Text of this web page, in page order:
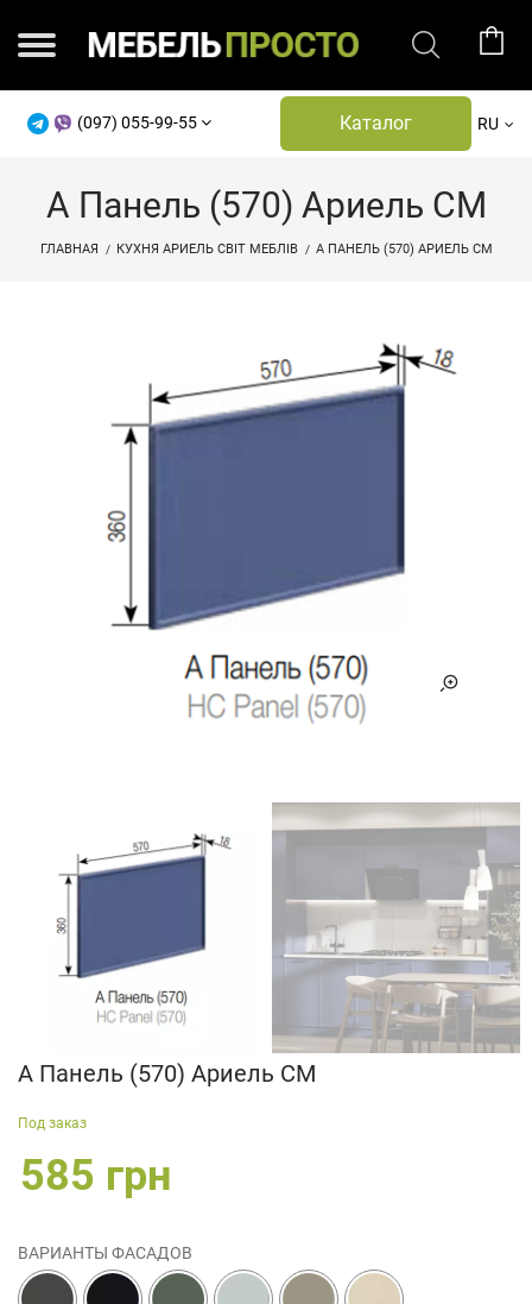
(097) 055-99-55 Каталог RU
А Панель (570) Ариель СМ
ГЛАВНАЯ КУХНЯ АРИЕЛЬ СВІТ МЕБЛІВ А ПАНЕЛЬ (570) АРИЕЛЬ СМ
А Панель (570) Ариель СМ
Под заказ
585 грн
ВАРИАНТЫ ФАСАДОВ